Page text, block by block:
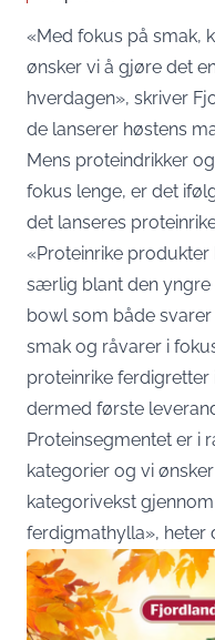
«Med fokus på smak,
ønsker vi å gjøre det
hverdagen», skriver
de lanserer høstens
Mens proteindrikker
fokus lenge, er det
det lanseres
«Proteinrike
særlig blant den yngre
bowl som både
smak og råvarer i
proteinrike
dermed første
Proteinsegmentet er i
kategorier og vi
kategorivekst
ferdigmathylla», heter